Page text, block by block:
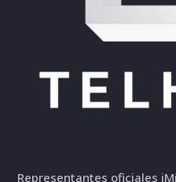
Representantes oficiales